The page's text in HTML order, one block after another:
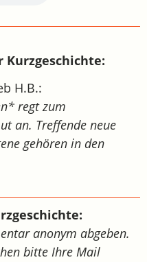
Kurzgeschichte:
H.B.:
regt zum
an. Treffende neue
gehören in den
anonym abgeben.
bitte Ihre Mail